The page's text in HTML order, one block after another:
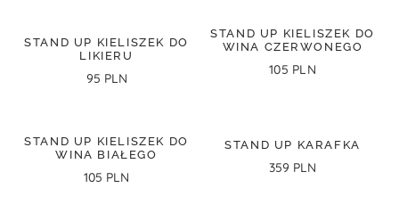
STAND UP KIELISZEK DO
LIKIERU
95 PLN
STAND UP KIELISZEK DO
WINA CZERWONEGO
105 PLN
STAND UP KIELISZEK DO
WINA BIAŁEGO
105 PLN
STAND UP KARAFKA
359 PLN